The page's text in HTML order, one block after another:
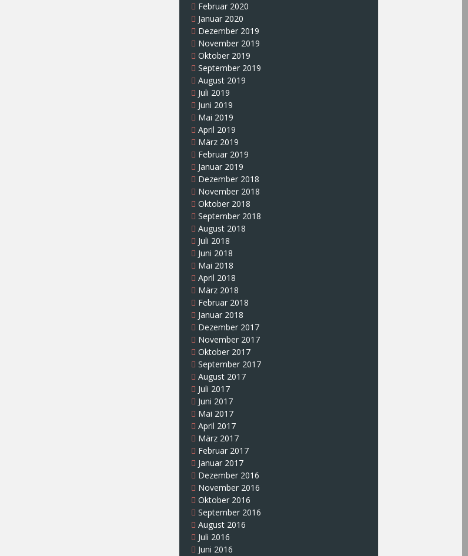
Februar 2020
Januar 2020
Dezember 2019
November 2019
Oktober 2019
September 2019
August 2019
Juli 2019
Juni 2019
Mai 2019
April 2019
März 2019
Februar 2019
Januar 2019
Dezember 2018
November 2018
Oktober 2018
September 2018
August 2018
Juli 2018
Juni 2018
Mai 2018
April 2018
März 2018
Februar 2018
Januar 2018
Dezember 2017
November 2017
Oktober 2017
September 2017
August 2017
Juli 2017
Juni 2017
Mai 2017
April 2017
März 2017
Februar 2017
Januar 2017
Dezember 2016
November 2016
Oktober 2016
September 2016
August 2016
Juli 2016
Juni 2016